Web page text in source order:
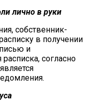
лично в руки
собственник-
в получении
и
согласно